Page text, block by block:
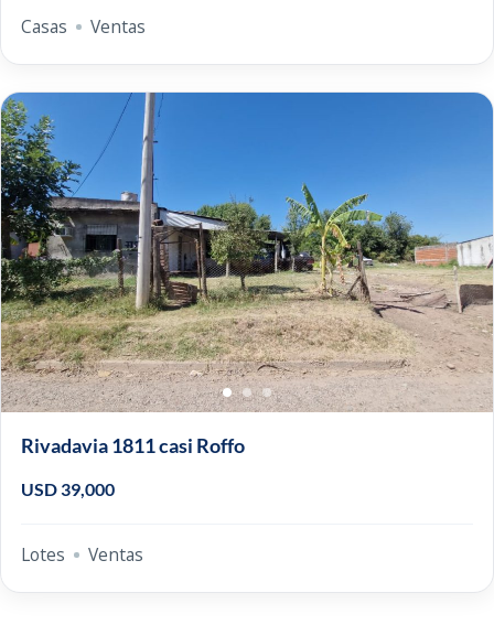
Casas Ventas
Rivadavia 1811 casi Roffo
USD 39,000
Lotes Ventas